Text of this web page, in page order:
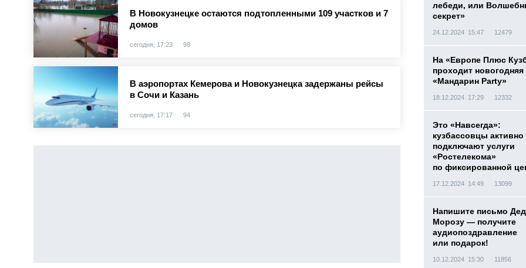
В Новокузнецке остаются подтопленными 109 участков и 7
домов
сегодня, 17:23 98
В аэропортах Кемерова и Новокузнецка задержаны рейсы
в Сочи и Казань
сегодня, 17:17 94
лебеди, или
секрет»
24.12.2024 15:47 12479
На «Европе Плюс
проходит новогодняя
«Мандарин Party»
18.12.2024 17:29 12332
Это «Навсегда»:
кузбассовцы активно
подключают услуги
«Ростелекома»
по фиксированной
17.12.2024 14:49 13099
Напишите письмо
Морозу — получите
аудиопоздравление
или подарок!
10.12.2024 15:30 11856